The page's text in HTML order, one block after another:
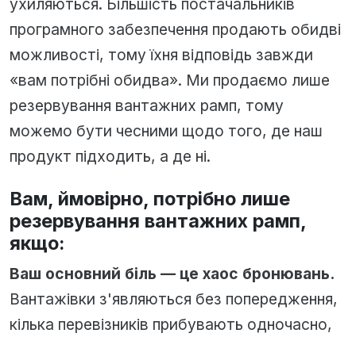
ухиляються. Більшість постачальників
програмного забезпечення продають обидві
можливості, тому їхня відповідь завжди
«вам потрібні обидва». Ми продаємо лише
резервування вантажних рамп, тому
можемо бути чесними щодо того, де наш
продукт підходить, а де ні.
Вам, ймовірно, потрібно лише
резервування вантажних рамп,
якщо:
Ваш основний біль — це хаос бронювань.
Вантажівки з'являються без попередження,
кілька перевізників прибувають одночасно,